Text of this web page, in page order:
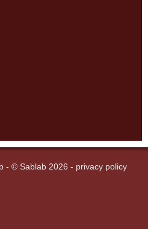
- © Sablab 2026 - privacy policy